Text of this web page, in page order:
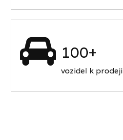
100+
vozidel k prodeji